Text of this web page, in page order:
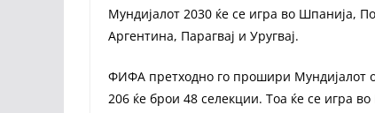
Мундијалот 2030 ќе се игра во Шпанија,
Аргентина, Парагвај и Уругвај.
ФИФА претходно го прошири Мундијалот
206 ќе брои 48 селекции. Тоа ќе се игра